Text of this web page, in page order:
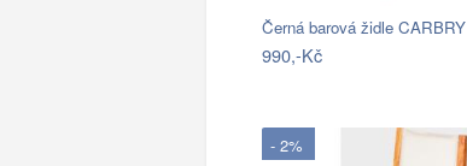
Černá barová židle CARBRY
990,-Kč
- 2%